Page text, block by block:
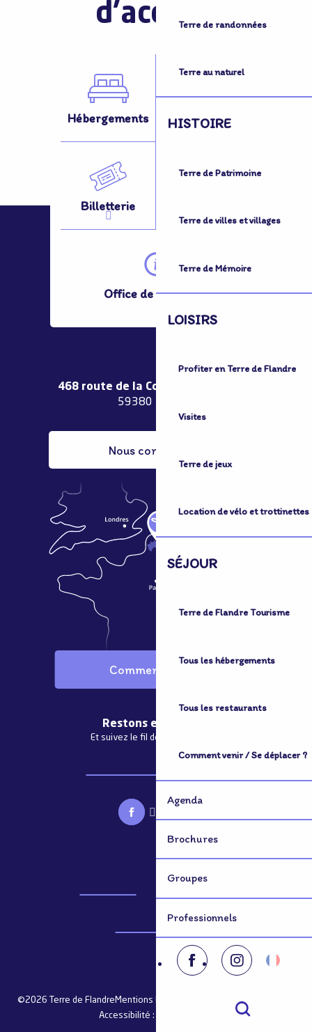
Terre de randonnées
Terre au naturel
HISTOIRE
Terre de Patrimoine
Terre de villes et villages
Terre de Mémoire
LOISIRS
Profiter en Terre de Flandre
Visites
Terre de jeux
Location de vélo et trottinettes
SÉJOUR
Terre de Flandre Tourisme
Tous les hébergements
Tous les restaurants
Comment venir / Se déplacer ?
Agenda
Brochures
Groupes
Professionnels
d'accueil
Hébergements Activités
Billetterie
Office de Tourisme
468 route de la Couronne de Bierne
59380 Bergues
Nous contacter
Comment venir ?
Restons en contact
Et suivez le fil de notre actualité
S'abonner à la newsletter
Groupes
Professionnels
©2026 Terre de Flandre Mentions légales
Consentement
Accessibilité : non conforme